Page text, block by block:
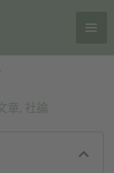
章, 社論